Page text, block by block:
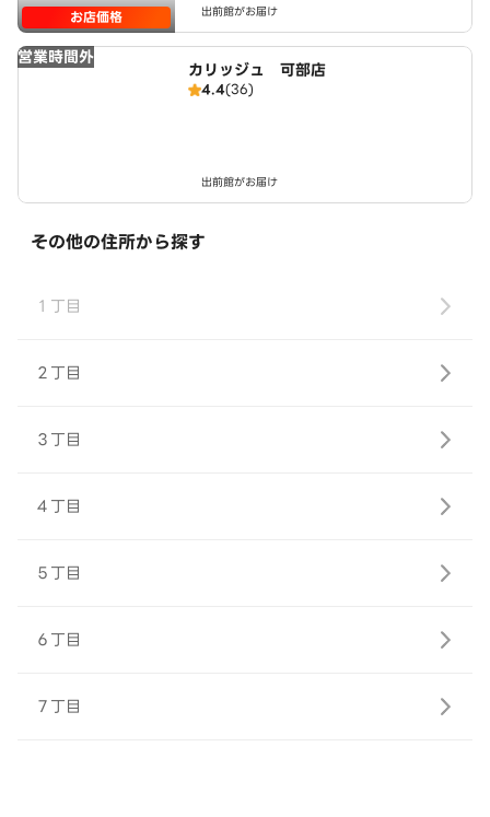
お店価格 出前館がお届け
営業時間外
カリッジュ 可部店
4.4(36)
出前館がお届け
その他の住所から探す
１丁目
２丁目
３丁目
４丁目
５丁目
６丁目
７丁目